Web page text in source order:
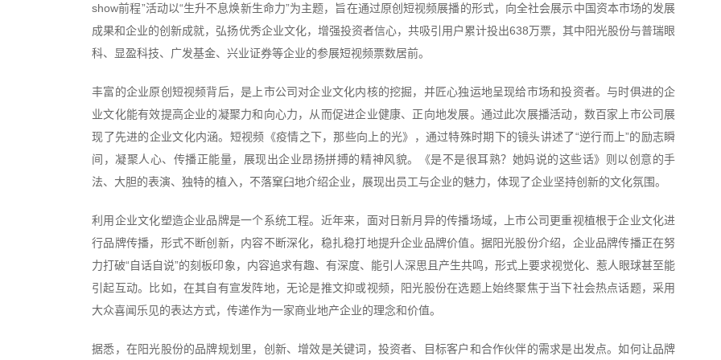
show前程”活动以“生升不息焕新生命力”为主题，旨在通过原创短视频展播的形式，向全社会展示中国资本市场的发展
成果和企业的创新成就，弘扬优秀企业文化，增强投资者信心，共吸引用户累计投出638万票，其中阳光股份与普瑞眼
科、显盈科技、广发基金、兴业证券等企业的参展短视频票数居前。
丰富的企业原创短视频背后，是上市公司对企业文化内核的挖掘，并匠心独运地呈现给市场和投资者。与时俱进的企
业文化能有效提高企业的凝聚力和向心力，从而促进企业健康、正向地发展。通过此次展播活动，数百家上市公司展
现了先进的企业文化内涵。短视频《疫情之下，那些向上的光》，通过特殊时期下的镜头讲述了“逆行而上”的励志瞬
间，凝聚人心、传播正能量，展现出企业昂扬拼搏的精神风貌。《是不是很耳熟？她妈说的这些话》则以创意的手
法、大胆的表演、独特的植入，不落窠臼地介绍企业，展现出员工与企业的魅力，体现了企业坚持创新的文化氛围。
利用企业文化塑造企业品牌是一个系统工程。近年来，面对日新月异的传播场域，上市公司更重视植根于企业文化进
行品牌传播，形式不断创新，内容不断深化，稳扎稳打地提升企业品牌价值。据阳光股份介绍，企业品牌传播正在努
力打破“自话自说”的刻板印象，内容追求有趣、有深度、能引人深思且产生共鸣，形式上要求视觉化、惹人眼球甚至能
引起互动。比如，在其自有宣发阵地，无论是推文抑或视频，阳光股份在选题上始终聚焦于当下社会热点话题，采用
大众喜闻乐见的表达方式，传递作为一家商业地产企业的理念和价值。
据悉，在阳光股份的品牌规划里，创新、增效是关键词，投资者、目标客户和合作伙伴的需求是出发点。如何让品牌